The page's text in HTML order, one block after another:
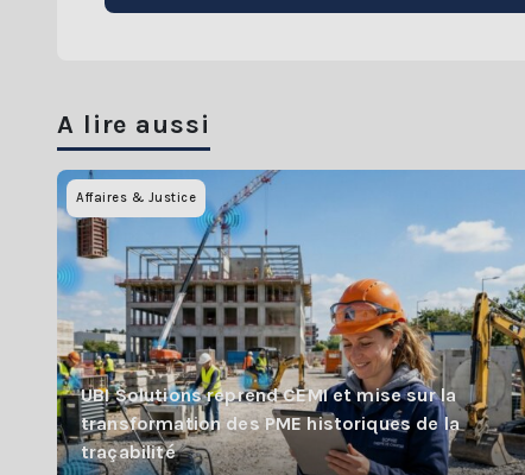
A lire aussi
Affaires & Justice
UBI Solutions reprend CEMI et mise sur la
transformation des PME historiques de la
traçabilité